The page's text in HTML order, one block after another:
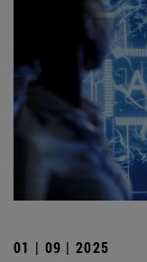
01 | 09 | 2025